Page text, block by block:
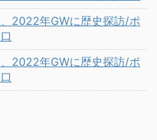
2022年GWに歴史探訪/ポ
2022年GWに歴史探訪/ポ